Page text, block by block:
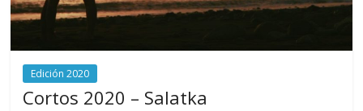
Edición 2020
Cortos 2020 – Salatka